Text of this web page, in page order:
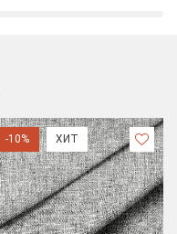
-10% ХИТ